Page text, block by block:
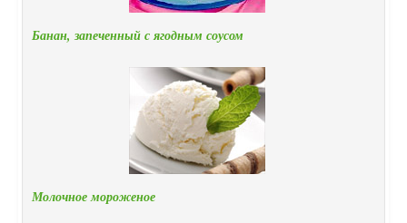
Банан, запеченный с ягодным соусом
Молочное мороженое